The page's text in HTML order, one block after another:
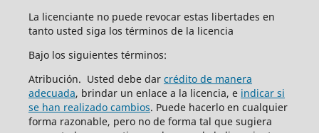
La licenciante no puede revocar estas libertades en
tanto usted siga los términos de la licencia
Bajo los siguientes términos:
Atribución. Usted debe dar crédito de manera
adecuada, brindar un enlace a la licencia, e indicar si
se han realizado cambios. Puede hacerlo en cualquier
forma razonable, pero no de forma tal que sugiera